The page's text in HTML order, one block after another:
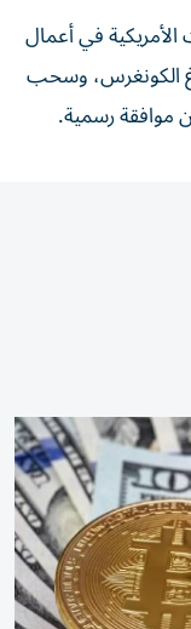
في أعمال
الكونغرس، وسحب